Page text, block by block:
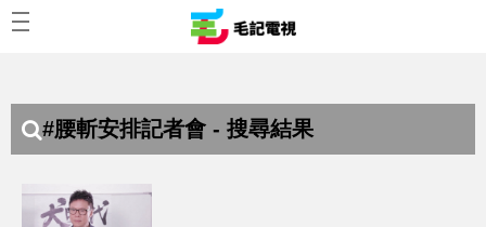
#腰斬安排記者會 - 搜尋結果